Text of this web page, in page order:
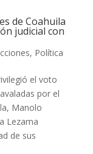
de Coahuila
judicial con
, Política
el voto
por el
Manolo
Lezama
de sus